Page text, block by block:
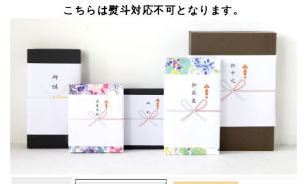
こちらは熨斗対応不可となります。